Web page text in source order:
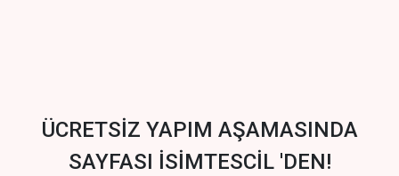
ÜCRETSİZ YAPIM AŞAMASINDA
SAYFASI İSİMTESCİL 'DEN!